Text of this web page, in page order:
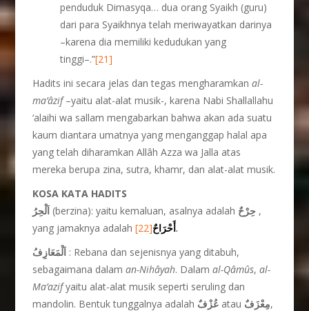
penduduk Dimasyqa… dua orang Syaikh (guru)
dari para Syaikhnya telah meriwayatkan darinya
–karena dia memiliki kedudukan yang
tinggi–.”[21]
Hadits ini secara jelas dan tegas mengharamkanal-
ma’âzif–yaitu alat-alat musik-, karena Nabi Shallallahu
‘alaihi wa sallam mengabarkan bahwa akan ada suatu
kaum diantara umatnya yang menganggap halal apa
yang telah diharamkan Allâh Azza wa Jalla atas
mereka berupa zina, sutra, khamr, dan alat-alat musik.
KOSA KATA HADITS
اَلْحِرُ (berzina): yaitu kemaluan, asalnya adalah حِرْحٌ ,
yang jamaknya adalah[22]أَحْرَاحٌ.
اَلْمَعَازِفُ : Rebana dan sejenisnya yang ditabuh,
sebagaimana dalaman-Nihâyah. Dalamal-Qâmûs,al-
Ma’azifyaitu alat-alat musik seperti seruling dan
mandolin. Bentuk tunggalnya adalah عُزْفٌ atau مِعْزَفٌ,